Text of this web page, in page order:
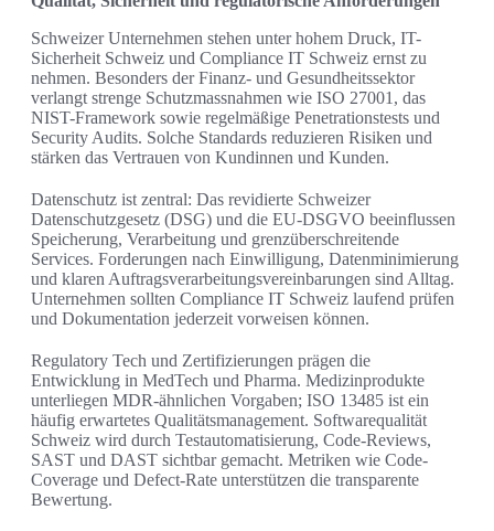
Schweizer Unternehmen stehen unter hohem Druck, IT-
Sicherheit Schweiz und Compliance IT Schweiz ernst zu
nehmen. Besonders der Finanz- und Gesundheitssektor
verlangt strenge Schutzmassnahmen wie ISO 27001, das
NIST-Framework sowie regelmäßige Penetrationstests und
Security Audits. Solche Standards reduzieren Risiken und
stärken das Vertrauen von Kundinnen und Kunden.
Datenschutz ist zentral: Das revidierte Schweizer
Datenschutzgesetz (DSG) und die EU-DSGVO beeinflussen
Speicherung, Verarbeitung und grenzüberschreitende
Services. Forderungen nach Einwilligung, Datenminimierung
und klaren Auftragsverarbeitungsvereinbarungen sind Alltag.
Unternehmen sollten Compliance IT Schweiz laufend prüfen
und Dokumentation jederzeit vorweisen können.
Regulatory Tech und Zertifizierungen prägen die
Entwicklung in MedTech und Pharma. Medizinprodukte
unterliegen MDR-ähnlichen Vorgaben; ISO 13485 ist ein
häufig erwartetes Qualitätsmanagement. Softwarequalität
Schweiz wird durch Testautomatisierung, Code-Reviews,
SAST und DAST sichtbar gemacht. Metriken wie Code-
Coverage und Defect-Rate unterstützen die transparente
Bewertung.